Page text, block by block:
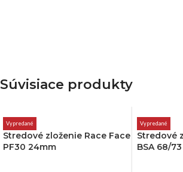
Súvisiace produkty
Vypredané
Stredové zloženie Race Face
PF30 24mm
Vypredané
Stredové
BSA 68/